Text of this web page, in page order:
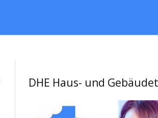
DHE Haus- und